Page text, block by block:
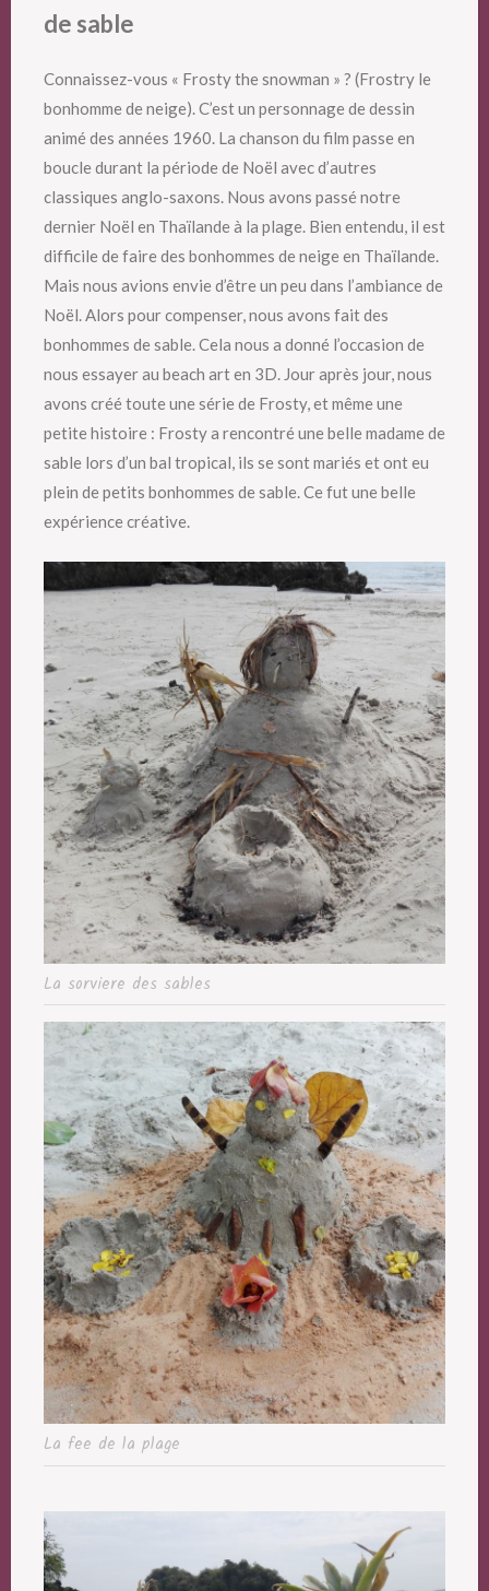
de sable
Connaissez-vous « Frosty the snowman » ? (Frostry le
bonhomme de neige). C’est un personnage de dessin
animé des années 1960. La chanson du film passe en
boucle durant la période de Noël avec d’autres
classiques anglo-saxons. Nous avons passé notre
dernier Noël en Thaïlande à la plage. Bien entendu, il est
difficile de faire des bonhommes de neige en Thaïlande.
Mais nous avions envie d’être un peu dans l’ambiance de
Noël. Alors pour compenser, nous avons fait des
bonhommes de sable. Cela nous a donné l’occasion de
nous essayer au beach art en 3D. Jour après jour, nous
avons créé toute une série de Frosty, et même une
petite histoire : Frosty a rencontré une belle madame de
sable lors d’un bal tropical, ils se sont mariés et ont eu
plein de petits bonhommes de sable. Ce fut une belle
expérience créative.
La sorviere des sables
La fee de la plage